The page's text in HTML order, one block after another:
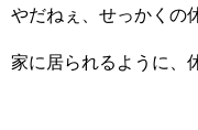
やだねぇ、せっかくの
家に居られるように、